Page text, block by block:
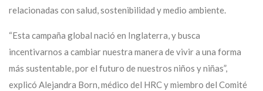
relacionadas con salud, sostenibilidad y medio ambiente.
“Esta campaña global nació en Inglaterra, y busca
incentivarnos a cambiar nuestra manera de vivir a una forma
más sustentable, por el futuro de nuestros niños y niñas”,
explicó Alejandra Born, médico del HRC y miembro del Comité